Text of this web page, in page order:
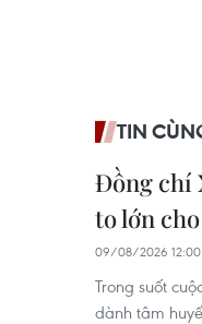
TIN
Đồng chí
to lớn
09/08/2026 12:00
Trong suốt
dành tâm